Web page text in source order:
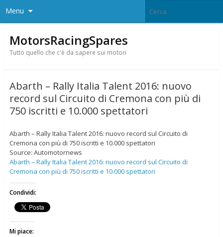
Menu
MotorsRacingSpares
Tutto quello che c'è da sapere sui motori
Abarth – Rally Italia Talent 2016: nuovo
record sul Circuito di Cremona con più di
750 iscritti e 10.000 spettatori
Abarth – Rally Italia Talent 2016: nuovo record sul Circuito di
Cremona con più di 750 iscritti e 10.000 spettatori
Source: Automotornews
Abarth – Rally Italia Talent 2016: nuovo record sul Circuito di
Cremona con più di 750 iscritti e 10.000 spettatori
Condividi:
Mi piace: